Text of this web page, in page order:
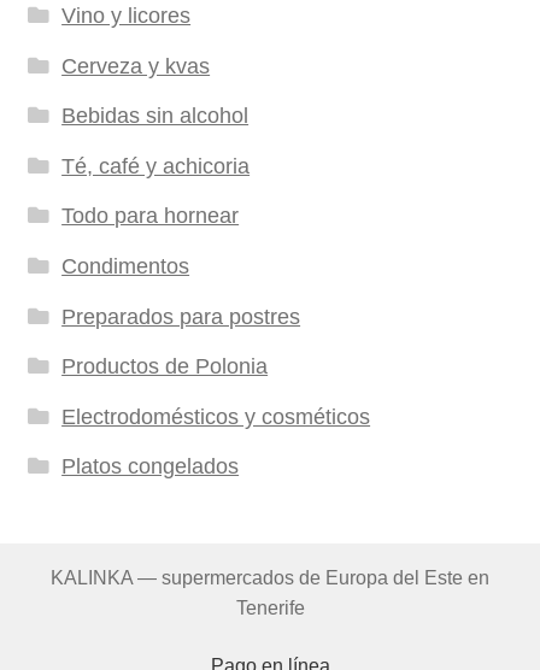
Vino y licores
Cerveza y kvas
Bebidas sin alcohol
Té, café y achicoria
Todo para hornear
Condimentos
Preparados para postres
Productos de Polonia
Electrodomésticos y cosméticos
Platos congelados
KALINKA — supermercados de Europa del Este en
Tenerife
Pago en línea